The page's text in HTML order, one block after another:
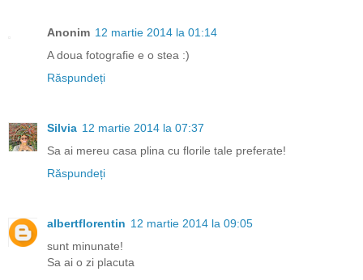
Anonim 12 martie 2014 la 01:14
A doua fotografie e o stea :)
Răspundeți
Silvia 12 martie 2014 la 07:37
Sa ai mereu casa plina cu florile tale preferate!
Răspundeți
albertflorentin 12 martie 2014 la 09:05
sunt minunate!
Sa ai o zi placuta